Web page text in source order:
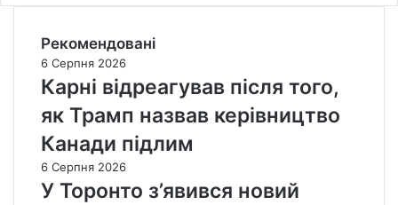
Рекомендовані
6 Серпня 2026
Карні відреагував після того,
як Трамп назвав керівництво
Канади підлим
6 Серпня 2026
У Торонто з’явився новий